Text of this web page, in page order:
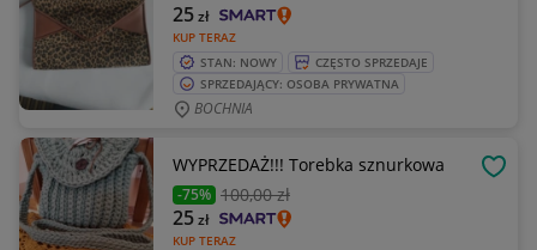
KUP TERAZ
25zł
STAN: NOWY
CZĘSTO SPRZEDAJE
SPRZEDAJĄCY: OSOBA PRYWATNA
BOCHNIA
WYPRZEDAŻ!!! Torebka sznurkowa
-75% 100,00 zł
KUP TERAZ
25zł